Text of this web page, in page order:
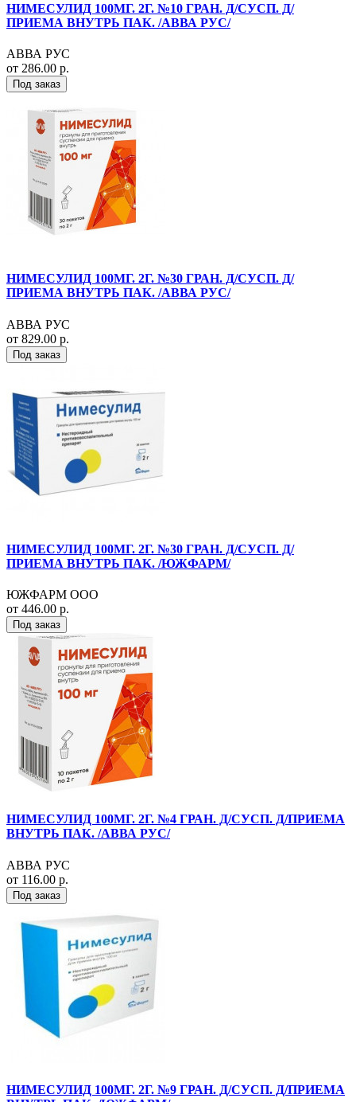
НИМЕСУЛИД 100МГ. 2Г. №10 ГРАН. Д/СУСП. Д/
ПРИЕМА ВНУТРЬ ПАК. /АВВА РУС/
АВВА РУС
от 286.00 р.
Под заказ
НИМЕСУЛИД 100МГ. 2Г. №30 ГРАН. Д/СУСП. Д/
ПРИЕМА ВНУТРЬ ПАК. /АВВА РУС/
АВВА РУС
от 829.00 р.
Под заказ
НИМЕСУЛИД 100МГ. 2Г. №30 ГРАН. Д/СУСП. Д/
ПРИЕМА ВНУТРЬ ПАК. /ЮЖФАРМ/
ЮЖФАРМ ООО
от 446.00 р.
Под заказ
НИМЕСУЛИД 100МГ. 2Г. №4 ГРАН. Д/СУСП. Д/ПРИЕМА
ВНУТРЬ ПАК. /АВВА РУС/
АВВА РУС
от 116.00 р.
Под заказ
НИМЕСУЛИД 100МГ. 2Г. №9 ГРАН. Д/СУСП. Д/ПРИЕМА